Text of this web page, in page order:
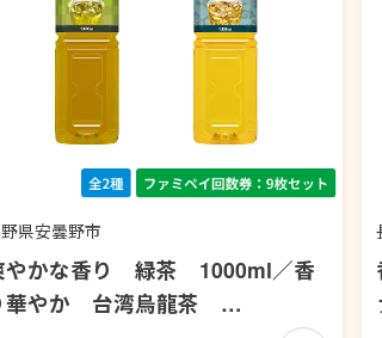
県安曇野市
やかな香り 緑茶 1000ml／香
華やか 台湾烏龍茶